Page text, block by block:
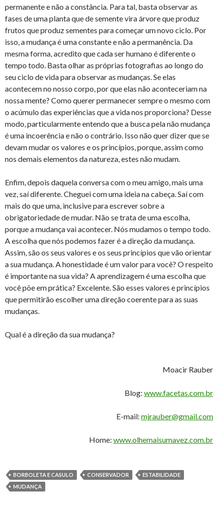
permanente e não a constância. Para tal, basta observar as
fases de uma planta que de semente vira árvore que produz
frutos que produz sementes para começar um novo ciclo. Por
isso, a mudança é uma constante e não a permanência. Da
mesma forma, acredito que cada ser humano é diferente o
tempo todo. Basta olhar as próprias fotografias ao longo do
seu ciclo de vida para observar as mudanças. Se elas
acontecem no nosso corpo, por que elas não aconteceriam na
nossa mente? Como querer permanecer sempre o mesmo com
o acúmulo das experiências que a vida nos proporciona? Desse
modo, particularmente entendo que a busca pela não mudança
é uma incoerência e não o contrário. Isso não quer dizer que se
devam mudar os valores e os princípios, porque, assim como
nos demais elementos da natureza, estes não mudam.
Enfim, depois daquela conversa com o meu amigo, mais uma
vez, saí diferente. Cheguei com uma ideia na cabeça. Saí com
mais do que uma, inclusive para escrever sobre a
obrigatoriedade de mudar. Não se trata de uma escolha,
porque a mudança vai acontecer. Nós mudamos o tempo todo.
A escolha que nós podemos fazer é a direção da mudança.
Assim, são os seus valores e os seus princípios que vão orientar
a sua mudança. A honestidade é um valor para você? O respeito
é importante na sua vida? A aprendizagem é uma escolha que
você põe em prática? Excelente. São esses valores e princípios
que permitirão escolher uma direção coerente para as suas
mudanças.
Qual é a direção da sua mudança?
Moacir Rauber
Blog: www.facetas.com.br
E-mail: mjrauber@gmail.com
Home: www.olhemaisumavez.com.br
BORBOLETA E CASULO CONSERVADOR
ESTABILIDADE
MUDANÇA